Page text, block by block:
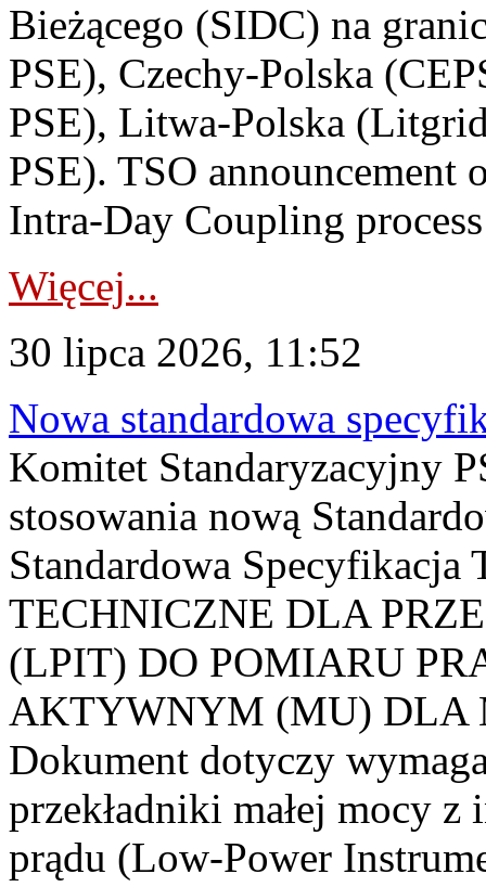
Bieżącego (SIDC) na
PSE), Czechy-Polska
PSE), Litwa-Polska
PSE). TSO announcement
Intra-Day Coupling
Więcej...
30 lipca 2026, 11:52
Nowa standardowa
Komitet Standaryzacyjny
stosowania nową
Standardowa
TECHNICZNE DLA
(LPIT) DO POMIARU
AKTYWNYM (MU) DLA
Dokument dotyczy
przekładniki małej mocy
prądu (Low-Power